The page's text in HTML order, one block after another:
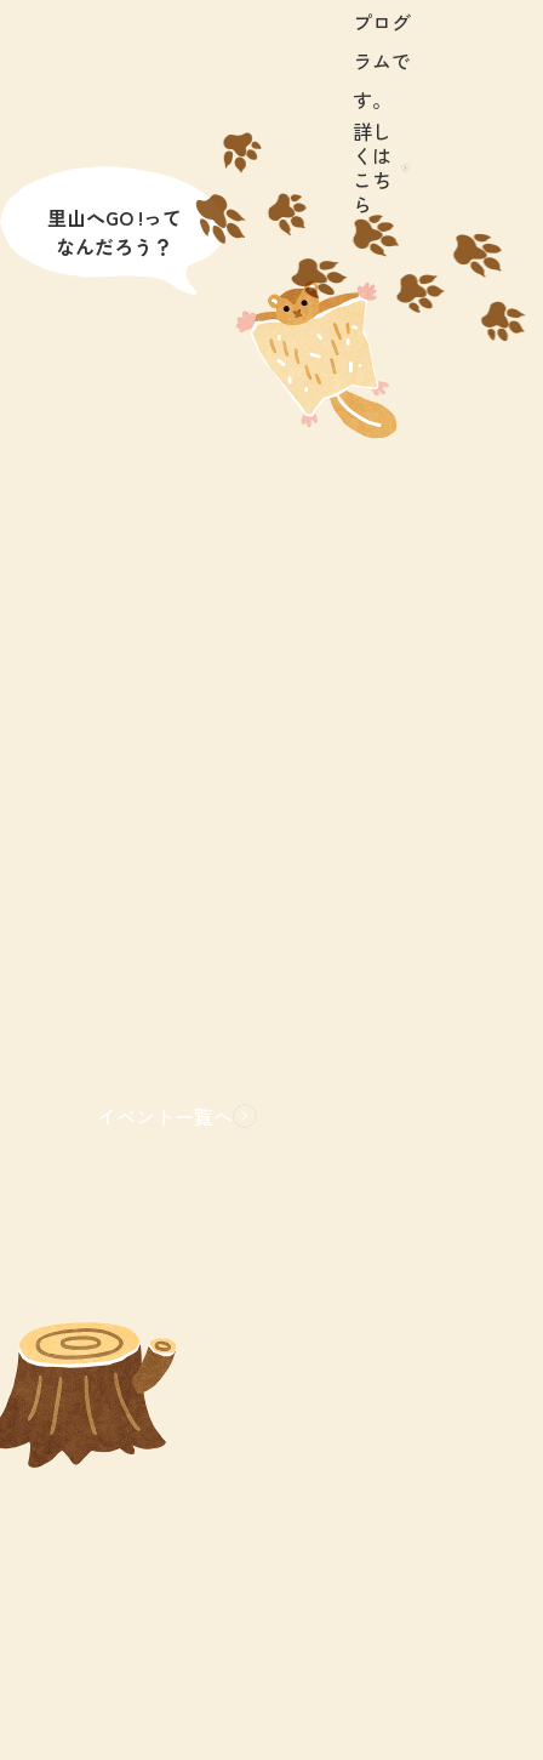
プログ
ラムで
す。
詳し
くは
こち
ら
里山へGO !って
なんだろう？
イベント一覧へ